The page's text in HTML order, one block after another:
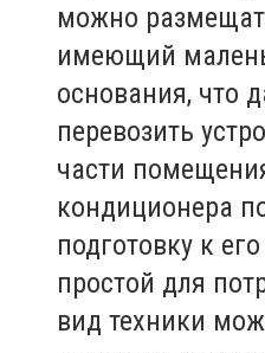
можно
имеющий
основания, что
перевозить
части
кондиционера
подготовку к
простой для
вид техники